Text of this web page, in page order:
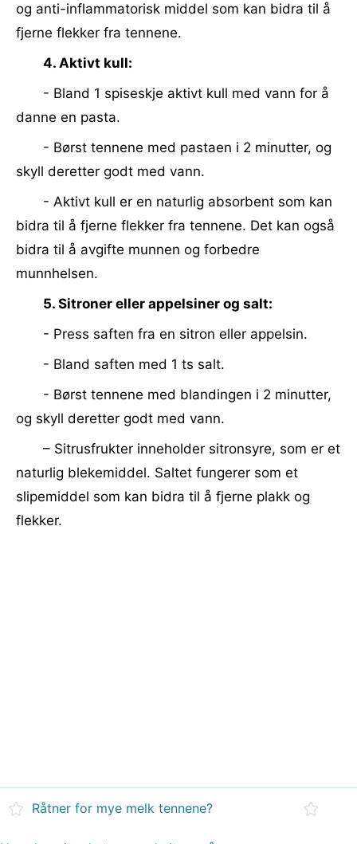
og anti-inflammatorisk middel som kan bidra til å
fjerne flekker fra tennene.
4. Aktivt kull:
- Bland 1 spiseskje aktivt kull med vann for å
danne en pasta.
- Børst tennene med pastaen i 2 minutter, og
skyll deretter godt med vann.
- Aktivt kull er en naturlig absorbent som kan
bidra til å fjerne flekker fra tennene. Det kan også
bidra til å avgifte munnen og forbedre
munnhelsen.
5. Sitroner eller appelsiner og salt:
- Press saften fra en sitron eller appelsin.
- Bland saften med 1 ts salt.
- Børst tennene med blandingen i 2 minutter,
og skyll deretter godt med vann.
– Sitrusfrukter inneholder sitronsyre, som er et
naturlig blekemiddel. Saltet fungerer som et
slipemiddel som kan bidra til å fjerne plakk og
flekker.
Råtner for mye melk tennene?